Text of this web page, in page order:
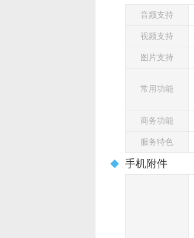
音频支持
视频支持
图片支持
常用功能
商务功能
服务特色
手机附件